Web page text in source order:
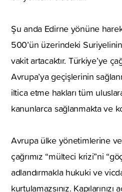
Şu anda Edirne yönüne
500’ün üzerindeki
vakit artacaktır. Türkiye’ye
Avrupa’ya geçişlerinin
iltica etme hakları tüm
kanunlarca sağlanmakta ve
Avrupa ülke yönetimlerine
çağrımız “mülteci krizi”ni
adlandırmakla hukuki ve
kurtulamazsınız.